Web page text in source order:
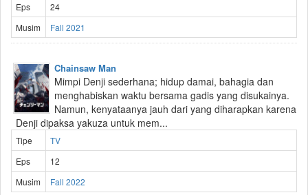
Eps
24
Musim
Fall 2021
Chainsaw Man
Mimpi Denji sederhana; hidup damai, bahagia dan
menghabiskan waktu bersama gadis yang disukainya.
Namun, kenyataanya jauh dari yang diharapkan karena
Denji dipaksa yakuza untuk mem...
Tipe
TV
Eps
12
Musim
Fall 2022